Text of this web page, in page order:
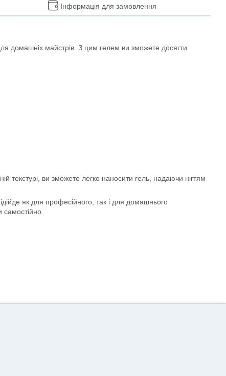
Інформація для замовлення
домашніх майстрів. З цим гелем ви зможете досягти
текстурі, ви зможете легко наносити гель, надаючи нігтям
як для професійного, так і для домашнього
самостійно.